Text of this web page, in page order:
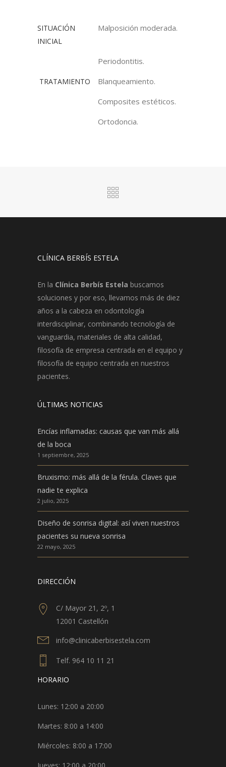
SITUACIÓN
INICIAL
Malposición moderada.
Periodontitis.
TRATAMIENTO
Blanqueamiento.
Composites estéticos.
Ortodoncia.
CLÍNICA BERBÍS ESTELA
En la Clínica Berbís Estela buscamos
soluciones y por eso, llevamos más de diez
años a la cabeza en odontología
interdisciplinar, combinando tecnología de
vanguardia, materiales de alta calidad,
filosofía de empresa centrada en el equipo y
filosofía de equipo centrada en nuestros
pacientes.
ÚLTIMAS NOTICIAS
Encías inflamadas: causas que van más allá
de la boca
1 septiembre, 2025
Bruxismo: más allá de la férula. Claves que
nadie te explica
2 julio, 2025
Diseño de sonrisa digital: así viven nuestros
pacientes su nueva sonrisa
22 mayo, 2025
DIRECCIÓN
C/ Mayor 21, 2º, 1
12001 Castellón
info@clinicaberbisestela.com
Telf. 964 10 11 21
HORARIO
Lunes: 12:00 a 20:00
Martes: 8:00 a 14:00
Miércoles: 8:00 a 17:00